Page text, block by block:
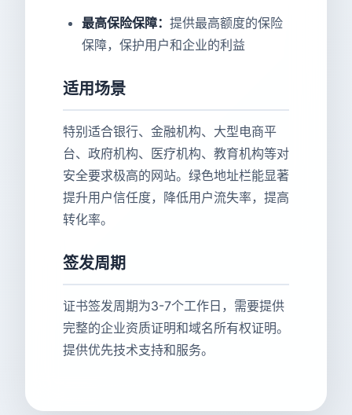
最高保险保障： 提供最高额度的保险
保障，保护用户和企业的利益
适用场景
特别适合银行、金融机构、大型电商平
台、政府机构、医疗机构、教育机构等对
安全要求极高的网站。绿色地址栏能显著
提升用户信任度，降低用户流失率，提高
转化率。
签发周期
证书签发周期为3-7个工作日，需要提供
完整的企业资质证明和域名所有权证明。
提供优先技术支持和服务。